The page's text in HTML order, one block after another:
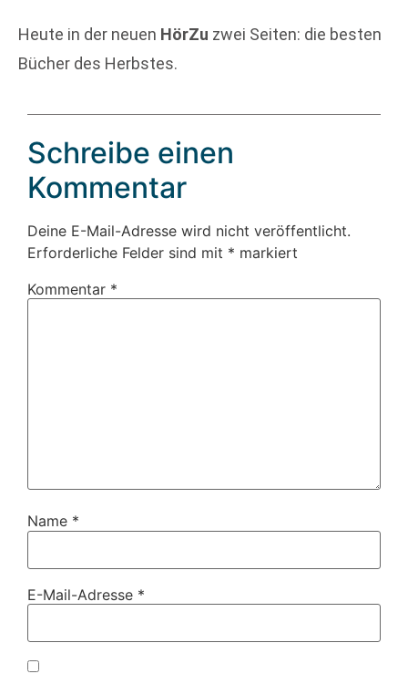
Heute in der neuen HörZu zwei Seiten: die besten
Bücher des Herbstes.
Schreibe einen
Kommentar
Deine E-Mail-Adresse wird nicht veröffentlicht.
Erforderliche Felder sind mit * markiert
Kommentar *
Name *
E-Mail-Adresse *